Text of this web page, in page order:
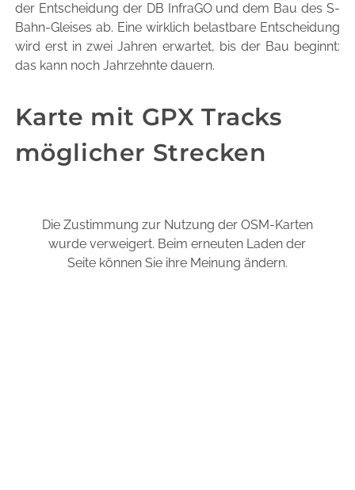
der Entscheidung der DB InfraGO und dem Bau des S-
Bahn-Gleises ab. Eine wirklich belastbare Entscheidung
wird erst in zwei Jahren erwartet, bis der Bau beginnt:
das kann noch Jahrzehnte dauern.
Karte mit GPX Tracks
möglicher Strecken
Die Zustimmung zur Nutzung der OSM-Karten
wurde verweigert. Beim erneuten Laden der
Seite können Sie ihre Meinung ändern.